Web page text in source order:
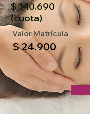
$ 140.690
(cuota)
Valor Matrícula
$ 24.900